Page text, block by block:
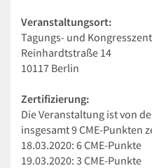
Veranstaltungsort:
Tagungs- und
Reinhardtstraße 14
10117 Berlin
Zertifizierung:
Die Veranstaltung ist von
insgesamt 9 CME-Punkten
18.03.2020: 6 CME-Punkte
19.03.2020: 3 CME-Punkte